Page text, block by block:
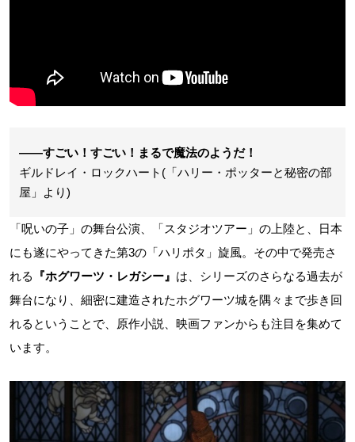
――すごい！すごい！まるで魔法のようだ！
ギルドレイ・ロックハート(「ハリー・ポッターと秘密の部
屋」より)
「呪いの子」の舞台公演、「スタジオツアー」の上陸と、日本
にも遂にやってきた第3の「ハリポタ」旋風。その中で発売さ
れる
『ホグワーツ・レガシー』 は、シリーズのさらなる過去が
舞台になり、細密に建造されたホグワーツ城を隅々まで歩き回
れるということで、原作小説、映画ファンからも注目を集めて
います。